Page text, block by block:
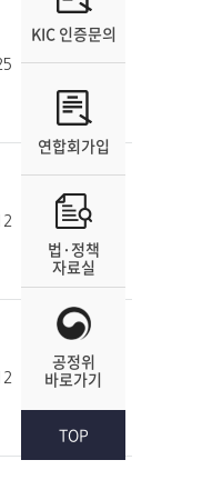
77
69
64
KIC 인증문의
연합회가입
법·정책
자료실
공정위
바로가기
TOP